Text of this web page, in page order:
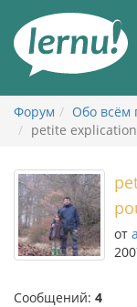
содержанию
Форум
Обо всём
petite
от
Сообщений: 4